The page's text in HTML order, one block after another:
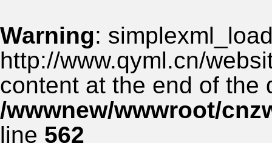
Warning:
http://www.qyml.cn/
content at the end of the
/wwwnew/wwwroot/
line 562